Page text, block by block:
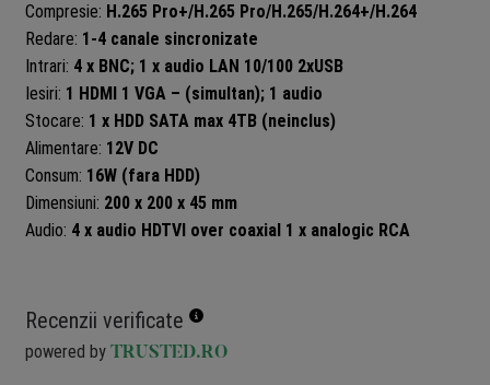
Compresie: H.265 Pro+/H.265 Pro/H.265/H.264+/H.264
Redare: 1-4 canale sincronizate
Intrari: 4 x BNC; 1 x audio LAN 10/100 2xUSB
Iesiri: 1 HDMI 1 VGA – (simultan); 1 audio
Stocare: 1 x HDD SATA max 4TB (neinclus)
Alimentare: 12V DC
Consum: 16W (fara HDD)
Dimensiuni: 200 x 200 x 45 mm
Audio: 4 x audio HDTVI over coaxial 1 x analogic RCA
Recenzii verificate
powered by TRUSTED.RO